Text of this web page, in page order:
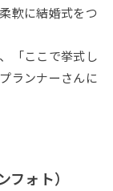
軟に結婚式をつ
「ここで挙式し
ランナーさんに
フォト）